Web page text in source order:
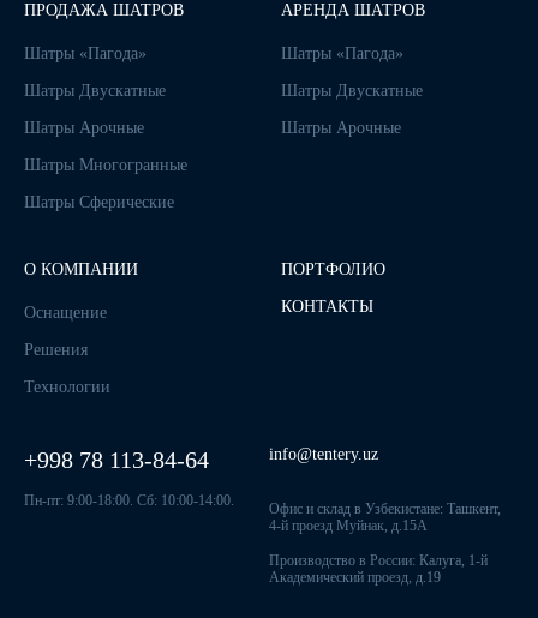
ПРОДАЖА ШАТРОВ
Шатры «Пагода»
Шатры Двускатные
Шатры Арочные
Шатры Многогранные
Шатры Сферические
АРЕНДА ШАТРОВ
Шатры «Пагода»
Шатры Двускатные
Шатры Арочные
О КОМПАНИИ
Оснащение
Решения
Технологии
ПОРТФОЛИО
КОНТАКТЫ
+998 78 113-84-64
Пн-пт: 9:00-18:00. Сб: 10:00-14:00.
info@tentery.uz
Офис и склад в Узбекистане: Ташкент,
4-й проезд Муйнак, д.15А
Производство в России: Калуга, 1-й
Академический проезд, д.19